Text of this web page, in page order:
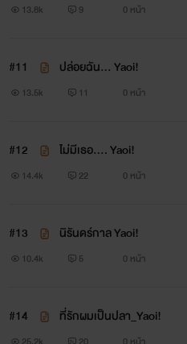
13.8k 9 0 หน้า
#11 ปล่อยฉัน... Yaoi!
13.5k 11 0 หน้า
#12 ไม่มีเธอ.... Yaoi!
14.4k 22 0 หน้า
#13 นิรันดร์กาล Yaoi!
10.4k 5 0 หน้า
#14 ‪ที่รักผมเป็นปลา_Yaoi‬!